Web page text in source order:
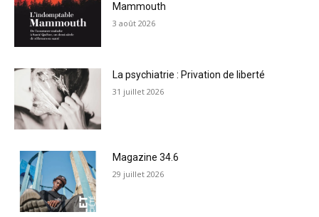
Mammouth
3 août 2026
La psychiatrie : Privation de liberté
31 juillet 2026
Magazine 34.6
29 juillet 2026